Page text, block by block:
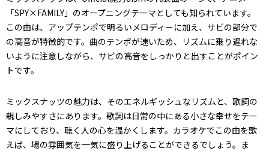
「SPY×FAMILY」のオープニングテーマとしても知られています。
この曲は、アップテンポで明るいメロディーに加え、サビの部分で
の高音が特徴的です。曲のテンポが速いため、リズムに乗り遅れな
いように注意しながら、サビの高音をしっかりと出すことがポイン
トです。
ミックスナッツの魅力は、そのエネルギッシュなリズムと、歌詞の
親しみやすさにあります。歌詞は日常の中にある小さな幸せをテー
マにしており、聴く人の心を温かくします。カラオケでこの曲を歌
えば、場の雰囲気を一気に盛り上げることができるでしょう。ま